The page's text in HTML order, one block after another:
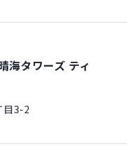
海タワーズ ティ
目3-2